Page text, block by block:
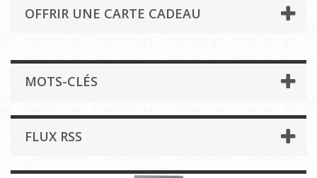
OFFRIR UNE CARTE CADEAU
MOTS-CLÉS
FLUX RSS